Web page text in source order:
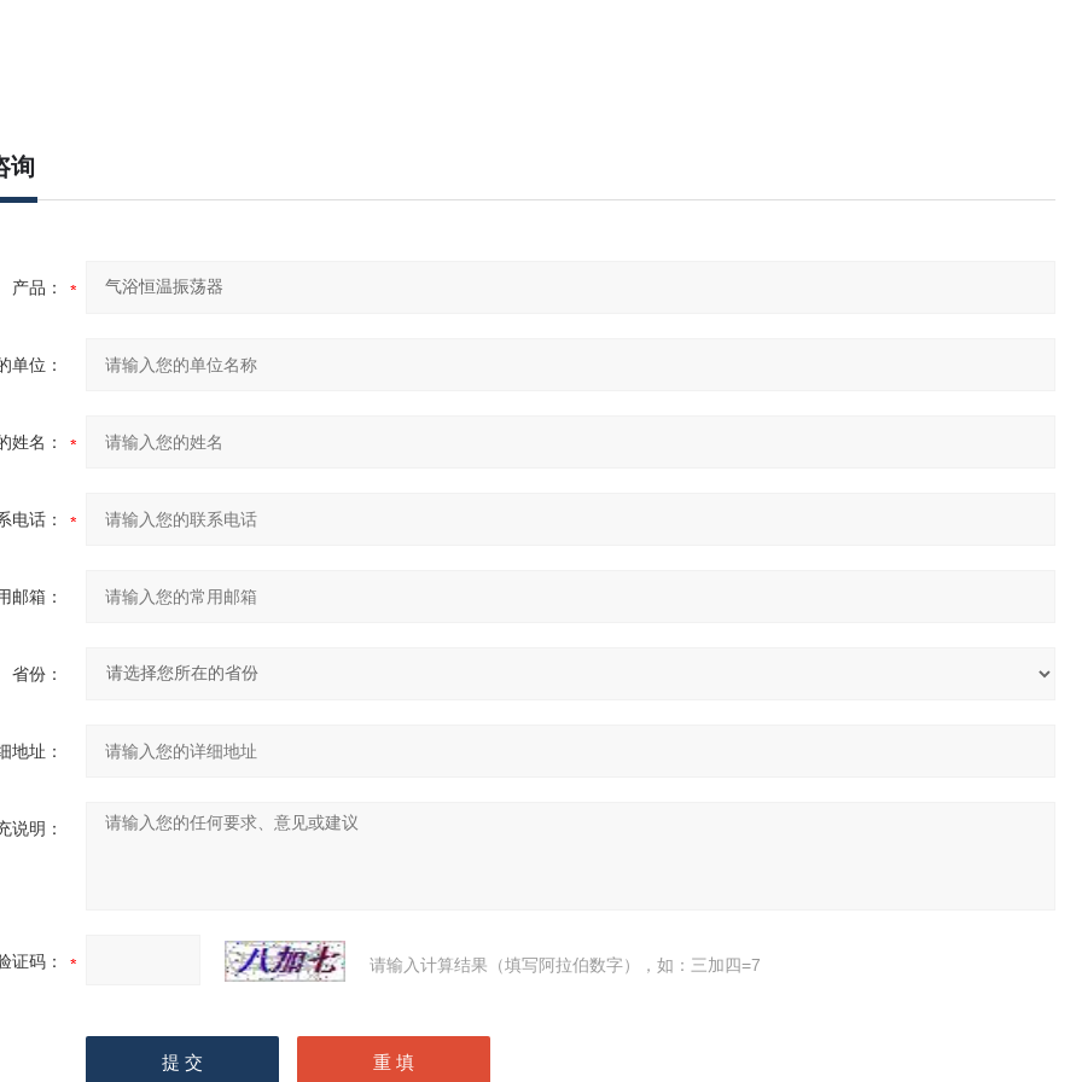
询
产品：
单位：
姓名：
电话：
邮箱：
省份：
地址：
说明：
证码： 请输入计算结果（填写阿拉伯数字），如：三加四=7